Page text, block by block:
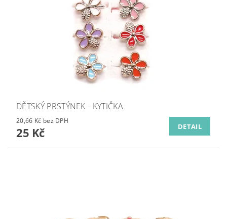
DĚTSKÝ PRSTÝNEK - KYTIČKA
20,66 Kč bez DPH
25 Kč DETAIL